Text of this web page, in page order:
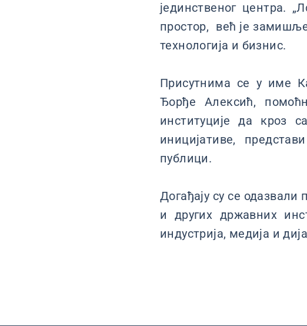
јединственог центра.
простор, већ је
технологија и бизнис.
Присутнима се у име
Ђорђе Алексић,
институције да кроз
иницијативе,
публици.
Догађају су се
и других државних
индустрија, медија и